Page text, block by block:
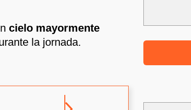
cielo mayormente
la jornada.